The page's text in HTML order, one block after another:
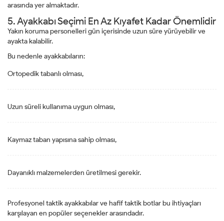
arasında yer almaktadır.
5. Ayakkabı Seçimi En Az Kıyafet Kadar Önemlidir
Yakın koruma personelleri gün içerisinde uzun süre yürüyebilir ve
ayakta kalabilir.
Bu nedenle ayakkabıların:
Ortopedik tabanlı olması,
Uzun süreli kullanıma uygun olması,
Kaymaz taban yapısına sahip olması,
Dayanıklı malzemelerden üretilmesi gerekir.
Profesyonel taktik ayakkabılar ve hafif taktik botlar bu ihtiyaçları
karşılayan en popüler seçenekler arasındadır.